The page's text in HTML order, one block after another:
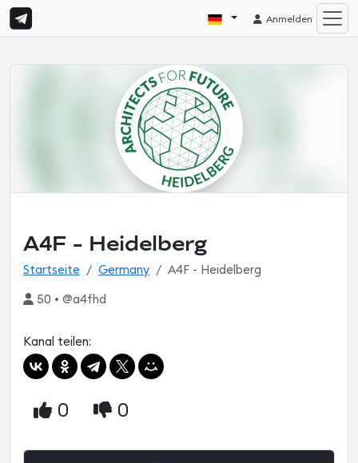
Anmelden
A4F - Heidelberg
Startseite Germany A4F - Heidelberg
50 • @a4fhd
Kanal teilen:
0 0